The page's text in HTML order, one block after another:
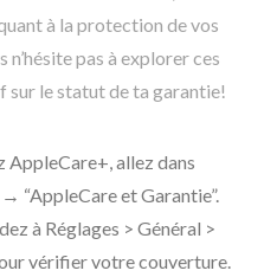
à la protection de vos
pas à explorer ces
le statut de ta garantie!
AppleCare+, allez dans
“AppleCare et Garantie”.
à Réglages > Général >
vérifier votre couverture.